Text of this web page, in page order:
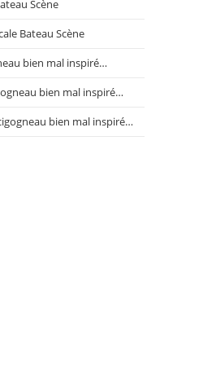
Scène
Bateau Scène
bien mal inspiré…
bien mal inspiré…
bien mal inspiré…